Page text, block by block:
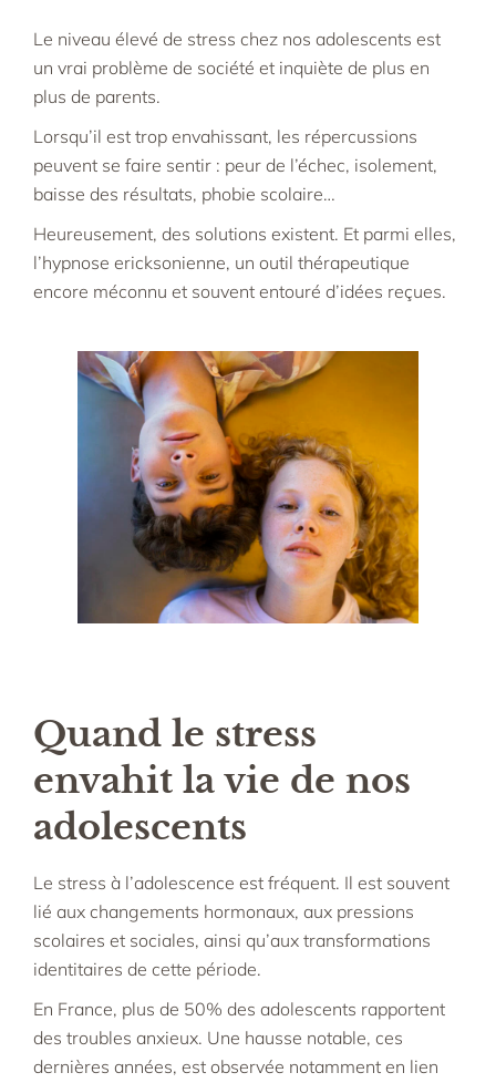
Le niveau élevé de stress chez nos adolescents est
un vrai problème de société et inquiète de plus en
plus de parents.
Lorsqu’il est trop envahissant, les répercussions
peuvent se faire sentir : peur de l’échec, isolement,
baisse des résultats, phobie scolaire…
Heureusement, des solutions existent. Et parmi elles,
l’hypnose ericksonienne, un outil thérapeutique
encore méconnu et souvent entouré d’idées reçues.
Quand le stress
envahit la vie de nos
adolescents
Le stress à l’adolescence est fréquent. Il est souvent
lié aux changements hormonaux, aux pressions
scolaires et sociales, ainsi qu’aux transformations
identitaires de cette période.
En France, plus de 50% des adolescents rapportent
des troubles anxieux. Une hausse notable, ces
dernières années, est observée notamment en lien